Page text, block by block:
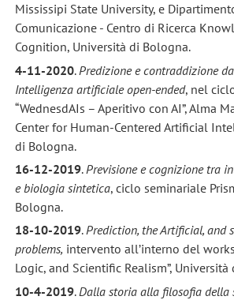
Mississipi State University, e
Comunicazione - Centro di Ricerca
Cognition, Università di Bologna.
4-11-2020. Predizione e contraddizione
Intelligenza artificiale open-ended, nel
“WednesdAIs – Aperitivo con AI”, Alma
Center for Human-Centered Artificial
di Bologna.
16-12-2019. Previsione e cognizione tra
e biologia sintetica, ciclo seminariale
Bologna.
18-10-2019.Prediction, the Artificial, and
problems, intervento all’interno del
Logic, and Scientific Realism”, Università
10-4-2019. Dalla storia alla filosofia della